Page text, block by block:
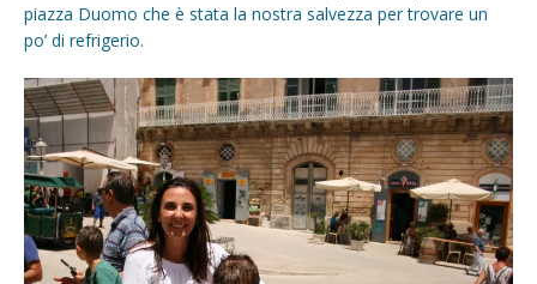
piazza Duomo che è stata la nostra salvezza per trovare un
po’ di refrigerio.